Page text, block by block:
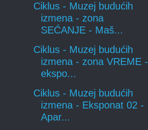
Ciklus - Muzej budućih
izmena - zona
SEĆANJE - Maš...
Ciklus - Muzej budućih
izmena - zona VREME -
ekspo...
Ciklus - Muzej budućih
izmena - Eksponat 02 -
Apar...